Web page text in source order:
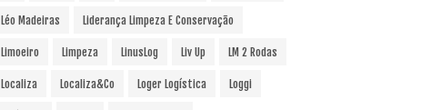
Léo Madeiras Liderança Limpeza E Conservação
Limoeiro Limpeza LinusLog Liv Up LM 2 Rodas
Localiza Localiza&Co Loger Logística Loggi